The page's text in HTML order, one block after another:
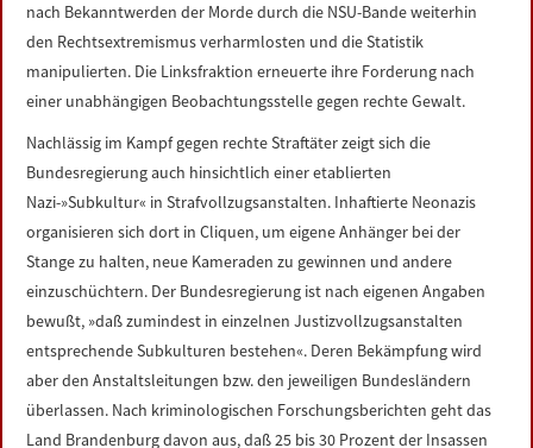
nach Bekanntwerden der Morde durch die NSU-Bande weiterhin
den Rechtsextremismus verharmlosten und die Statistik
manipulierten. Die Linksfraktion erneuerte ihre Forderung nach
einer unabhängigen Beobachtungsstelle gegen rechte Gewalt.
Nachlässig im Kampf gegen rechte Straftäter zeigt sich die
Bundesregierung auch hinsichtlich einer etablierten
Nazi-»Subkultur« in Strafvollzugsanstalten. Inhaftierte Neonazis
organisieren sich dort in Cliquen, um eigene Anhänger bei der
Stange zu halten, neue Kameraden zu gewinnen und andere
einzuschüchtern. Der Bundesregierung ist nach eigenen Angaben
bewußt, »daß zumindest in einzelnen Justizvollzugsanstalten
entsprechende Subkulturen bestehen«. Deren Bekämpfung wird
aber den Anstaltsleitungen bzw. den jeweiligen Bundesländern
überlassen. Nach kriminologischen Forschungsberichten geht das
Land Brandenburg davon aus, daß 25 bis 30 Prozent der Insassen